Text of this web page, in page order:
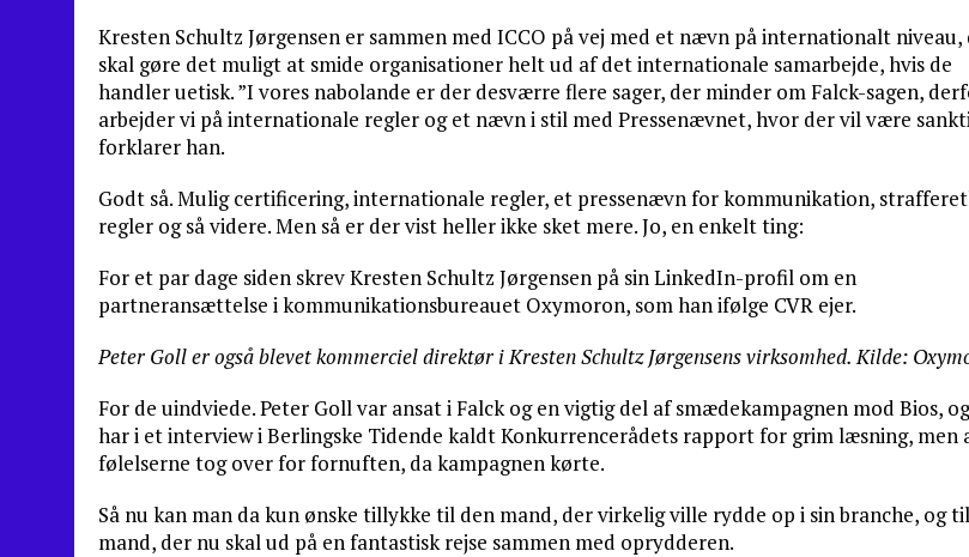
Kresten Schultz Jørgensen er sammen med ICCO på vej med et nævn på internationalt niveau,
skal gøre det muligt at smide organisationer helt ud af det internationale samarbejde, hvis de
handler uetisk. ”I vores nabolande er der desværre flere sager, der minder om Falck-sagen,
arbejder vi på internationale regler og et nævn i stil med Pressenævnet, hvor der vil være
forklarer han.
Godt så. Mulig certificering, internationale regler, et pressenævn for kommunikation,
regler og så videre. Men så er der vist heller ikke sket mere. Jo, en enkelt ting:
For et par dage siden skrev Kresten Schultz Jørgensen på sin LinkedIn-profil om en
partneransættelse i kommunikationsbureauet Oxymoron, som han ifølge CVR ejer.
Peter Goll er også blevet kommerciel direktør i Kresten Schultz Jørgensens virksomhed. Kilde:
For de uindviede. Peter Goll var ansat i Falck og en vigtig del af smædekampagnen mod Bios,
har i et interview i Berlingske Tidende kaldt Konkurrencerådets rapport for grim læsning, men
følelserne tog over for fornuften, da kampagnen kørte.
Så nu kan man da kun ønske tillykke til den mand, der virkelig ville rydde op i sin branche, og
mand, der nu skal ud på en fantastisk rejse sammen med oprydderen.